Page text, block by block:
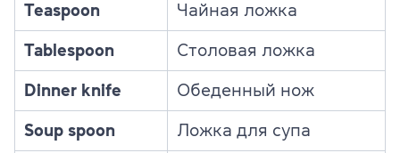
Teaspoon Чайная ложка
Tablespoon Столовая ложка
Dinner knife Обеденный нож
Soup spoon Ложка для супа